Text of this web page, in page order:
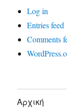
Log in
Entries feed
Comments
Αρχική